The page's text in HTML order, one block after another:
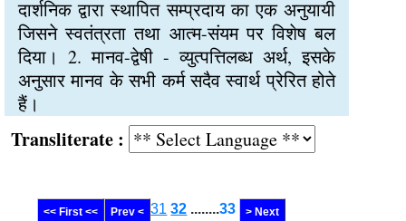
दार्शनिक द्वारा स्थापित सम्प्रदाय का एक अनुयायी
जिसने स्वतंत्रता तथा आत्म-संयम पर विशेष बल
दिया। 2. मानव-द्वेषी - व्युत्पत्तिलब्ध अर्थ, इसके
अनुसार मानव के सभी कर्म सदैव स्वार्थ प्रेरित होते
हैं।
:
<< First << Prev < 31 32 ........33 > Next